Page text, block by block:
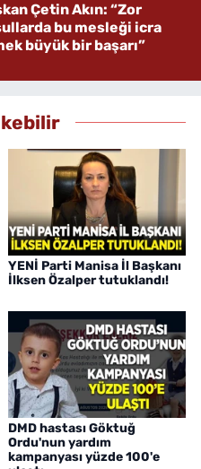
Çetin Akın: “Zor
bu mesleği icra
büyük bir başarı”
YENİ Parti Manisa İl Başkanı
İlksen Özalper tutuklandı!
DMD hastası Göktuğ
Ordu'nun yardım
kampanyası yüzde 100'e